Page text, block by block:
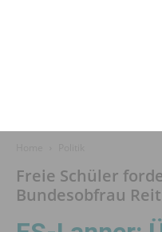
Freie Schüler
Bundesobfrau